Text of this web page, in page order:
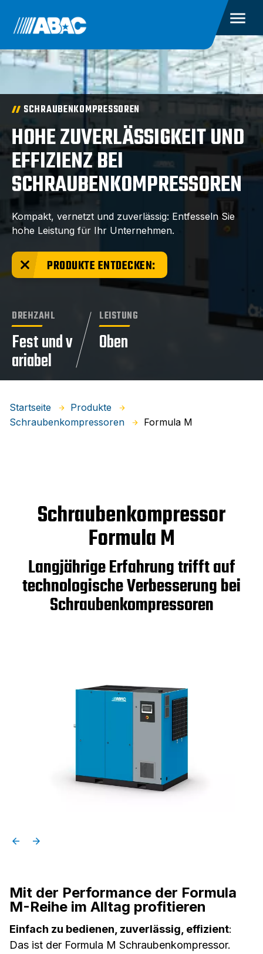
SCHRAUBENKOMPRESSOREN
HOHE ZUVERLÄSSIGKEIT UND
EFFIZIENZ BEI
SCHRAUBENKOMPRESSOREN
Kompakt, vernetzt und zuverlässig: Entfesseln Sie
hohe Leistung für Ihr Unternehmen.
PRODUKTE ENTDECKEN:
DREHZAHL
Fest und v
ariabel
LEISTUNG
Oben
Startseite
Produkte
Schraubenkompressoren
Formula M
Schraubenkompressor
Formula M
Langjährige Erfahrung trifft auf
technologische Verbesserung bei
Schraubenkompressoren
Mit der Performance der Formula
M-Reihe im Alltag profitieren
Einfach zu bedienen, zuverlässig, effizient:
Das ist der Formula M Schraubenkompressor.